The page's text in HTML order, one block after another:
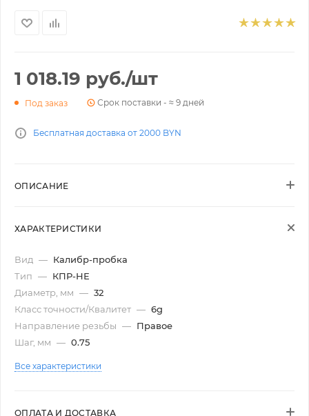
1 018.19 руб./шт
Под заказ Срок поставки - ≈ 9 дней
Бесплатная доставка от 2000 BYN
ОПИСАНИЕ
ХАРАКТЕРИСТИКИ
Вид — Калибр-пробка
Тип — КПР-НЕ
Диаметр, мм — 32
Класс точности/Квалитет — 6g
Направление резьбы — Правое
Шаг, мм — 0.75
Все характеристики
ОПЛАТА И ДОСТАВКА